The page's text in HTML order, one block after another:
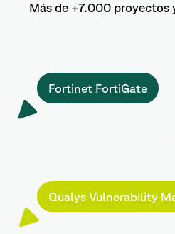
Más de +7.000 proyectos
Fortinet FortiGate
Qualys Vulnerability